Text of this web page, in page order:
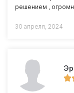
решением ,
30 апреля, 2024